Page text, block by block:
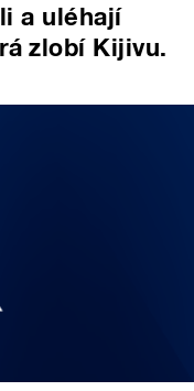
a uléhají
zlobí Kijivu.